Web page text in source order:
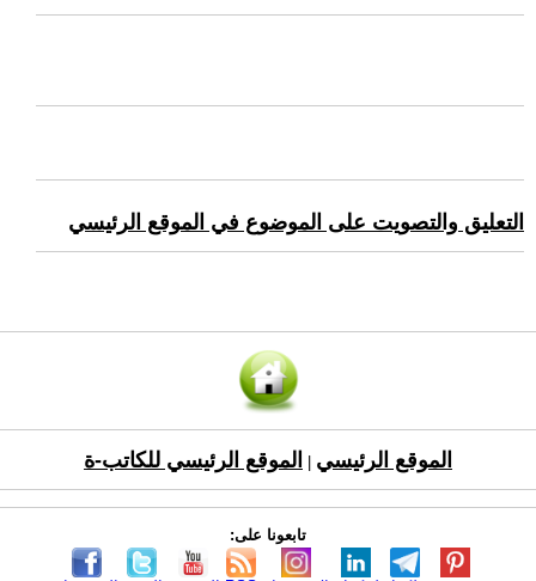
التعليق والتصويت على الموضوع في الموقع الرئيسي
الموقع الرئيسي الموقع الرئيسي للكاتب-ة
تابعونا على: